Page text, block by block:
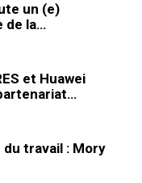
un (e)
de la…
et Huawei
travail : Mory